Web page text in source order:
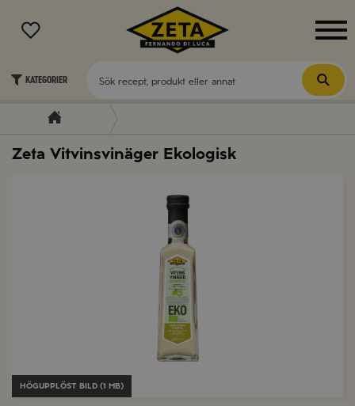
MENY
Kategorier
Zeta Vitvinsvinäger Ekologisk
HÖGUPPLÖST BILD (1 MB)